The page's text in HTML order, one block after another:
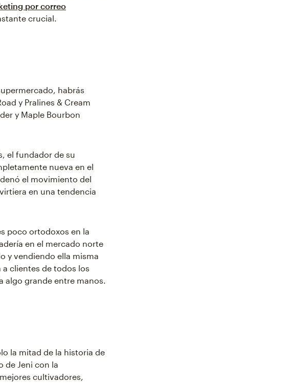
por correo
crucial.
habrás
y Pralines & Cream
y Maple Bourbon
el fundador de su
nueva en el
el movimiento del
en una tendencia
poco ortodoxos en la
en el mercado norte
y vendiendo ella misma
clientes de todos los
algo grande entre manos.
la mitad de la historia de
de Jeni con la
cultivadores,